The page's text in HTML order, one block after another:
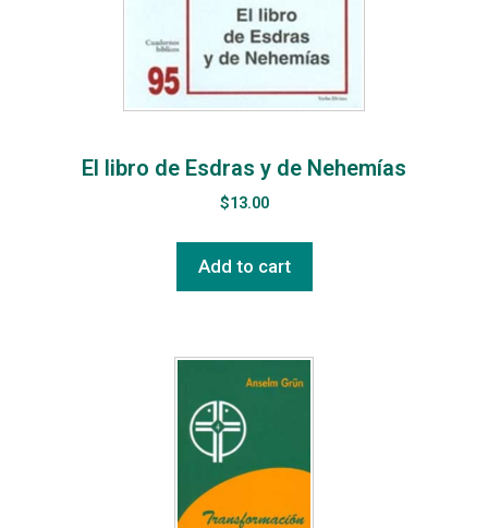
El libro de Esdras y de Nehemías
$13.00
Add to cart